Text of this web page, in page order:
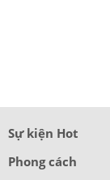
Sự kiện Hot
Phong cách